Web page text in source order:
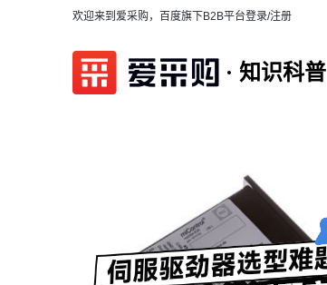
欢迎来到爱采购，百度旗下B2B平台登录/注册
知识科普